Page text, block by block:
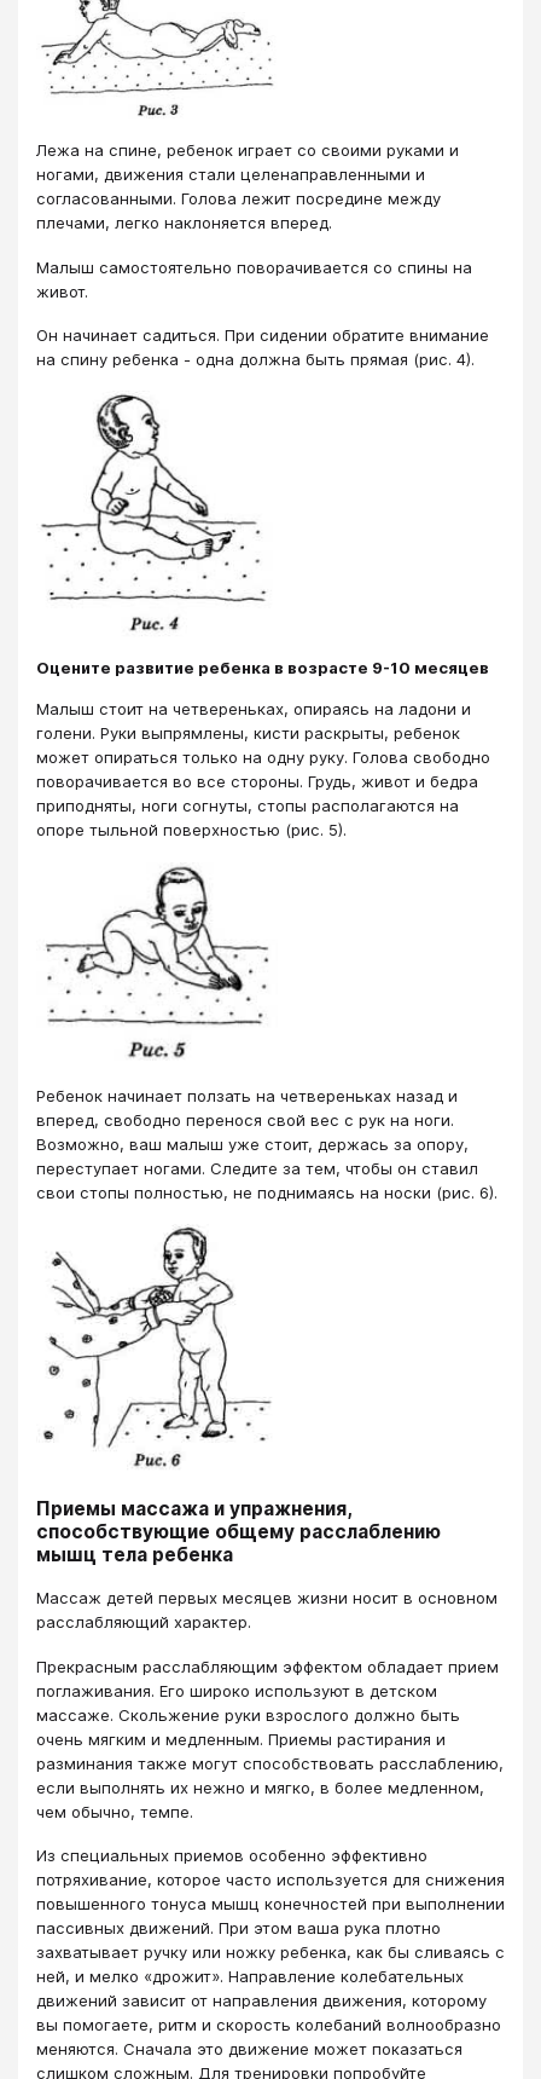
Лежа на спине, ребенок играет со своими руками и
ногами, движения стали целенаправленными и
согласованными. Голова лежит посредине между
плечами, легко наклоняется вперед.
Малыш самостоятельно поворачивается со спины на
живот.
Он начинает садиться. При сидении обратите внимание
на спину ребенка - одна должна быть прямая (рис. 4).
Оцените развитие ребенка в возрасте 9-10 месяцев
Малыш стоит на четвереньках, опираясь на ладони и
голени. Руки выпрямлены, кисти раскрыты, ребенок
может опираться только на одну руку. Голова свободно
поворачивается во все стороны. Грудь, живот и бедра
приподняты, ноги согнуты, стопы располагаются на
опоре тыльной поверхностью (рис. 5).
Ребенок начинает ползать на четвереньках назад и
вперед, свободно перенося свой вес с рук на ноги.
Возможно, ваш малыш уже стоит, держась за опору,
переступает ногами. Следите за тем, чтобы он ставил
свои стопы полностью, не поднимаясь на носки (рис. 6).
Приемы массажа и упражнения,
способствующие общему расслаблению
мышц тела ребенка
Массаж детей первых месяцев жизни носит в основном
расслабляющий характер.
Прекрасным расслабляющим эффектом обладает прием
поглаживания. Его широко используют в детском
массаже. Скольжение руки взрослого должно быть
очень мягким и медленным. Приемы растирания и
разминания также могут способствовать расслаблению,
если выполнять их нежно и мягко, в более медленном,
чем обычно, темпе.
Из специальных приемов особенно эффективно
потряхивание, которое часто используется для снижения
повышенного тонуса мышц конечностей при выполнении
пассивных движений. При этом ваша рука плотно
захватывает ручку или ножку ребенка, как бы сливаясь с
ней, и мелко «дрожит». Направление колебательных
движений зависит от направления движения, которому
вы помогаете, ритм и скорость колебаний волнообразно
меняются. Сначала это движение может показаться
слишком сложным. Для тренировки попробуйте